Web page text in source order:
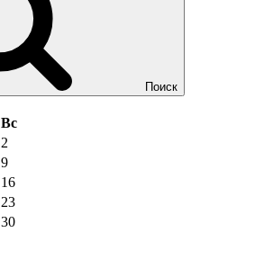
Поиск
Вс
2
9
16
23
30